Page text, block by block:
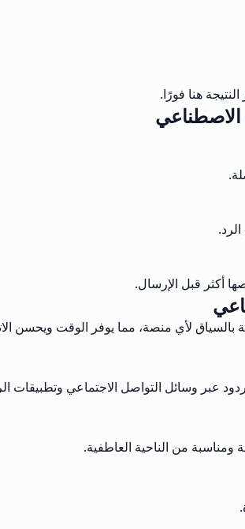
هنا فورًا.
الاصطناعي
أكثر قبل الإرسال.
بالسياق لأي منصة، مما يوفر الوقت ويحسن
عبر وسائل التواصل الاجتماعي وتطبيقات
ومناسبة من الناحية العاطفية.